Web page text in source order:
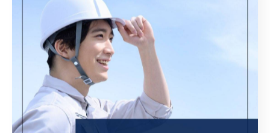
傾斜のある屋根は雪下ろし作業を格段に楽にするメリッ
トがあります。傾斜が急であればあるほど、雪が自然に
滑り落ちやすく、積雪が屋根に長時間滞留しにくいため
福井県大野市の豪雪条件では、屋根の傾斜調整により雪
下ろしの頻度や危険度を減らせるため、住まいの安全だ
けでなく住民の負担軽減にもつながります。実際に地元